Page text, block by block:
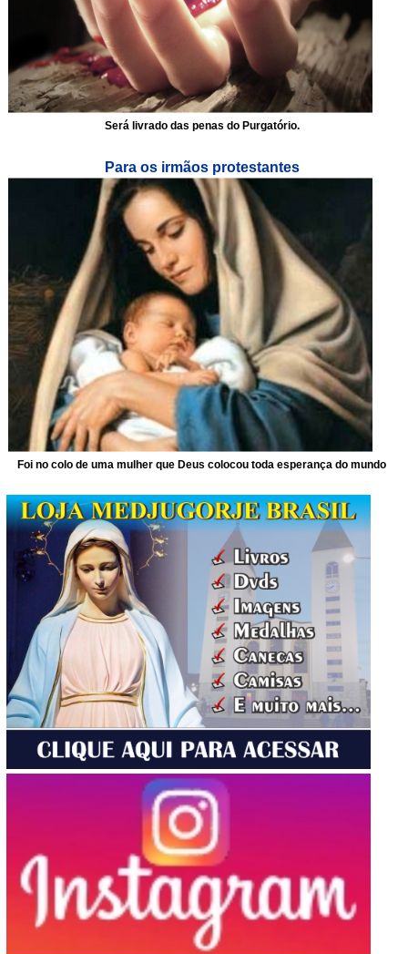
Será livrado das penas do Purgatório.
Para os irmãos protestantes
Foi no colo de uma mulher que Deus colocou toda esperança do mundo